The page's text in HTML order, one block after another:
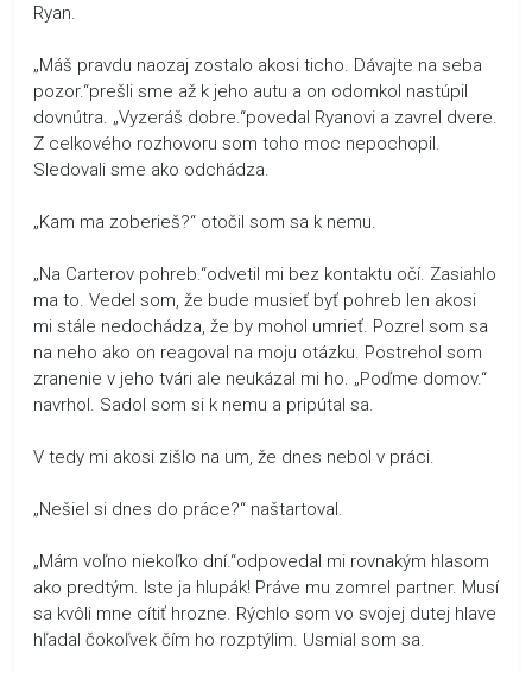
Ryan.
„Máš pravdu naozaj zostalo akosi ticho. Dávajte na seba
pozor.“prešli sme až k jeho autu a on odomkol nastúpil
dovnútra. „Vyzeráš dobre.“povedal Ryanovi a zavrel dvere.
Z celkového rozhovoru som toho moc nepochopil.
Sledovali sme ako odchádza.
„Kam ma zoberieš?“ otočil som sa k nemu.
„Na Carterov pohreb.“odvetil mi bez kontaktu očí. Zasiahlo
ma to. Vedel som, že bude musieť byť pohreb len akosi
mi stále nedochádza, že by mohol umrieť. Pozrel som sa
na neho ako on reagoval na moju otázku. Postrehol som
zranenie v jeho tvári ale neukázal mi ho. „Poďme domov.“
navrhol. Sadol som si k nemu a pripútal sa.
V tedy mi akosi zišlo na um, že dnes nebol v práci.
„Nešiel si dnes do práce?“ naštartoval.
„Mám voľno niekoľko dní.“odpovedal mi rovnakým hlasom
ako predtým. Iste ja hlupák! Práve mu zomrel partner. Musí
sa kvôli mne cítiť hrozne. Rýchlo som vo svojej dutej hlave
hľadal čokoľvek čím ho rozptýlim. Usmial som sa.